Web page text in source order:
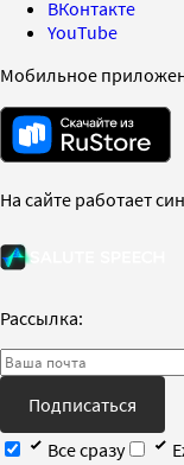
ВКонтакте
YouTube
Мобильное
На сайте работает
Рассылка:
Подписаться
Все сразу